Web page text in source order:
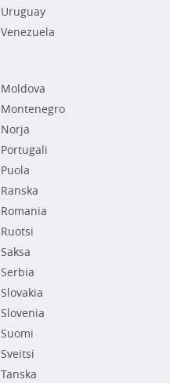
Uruguay
Venezuela
Moldova
Montenegro
Norja
Portugali
Puola
Ranska
Romania
Ruotsi
Saksa
Serbia
Slovakia
Slovenia
Suomi
Sveitsi
Tanska